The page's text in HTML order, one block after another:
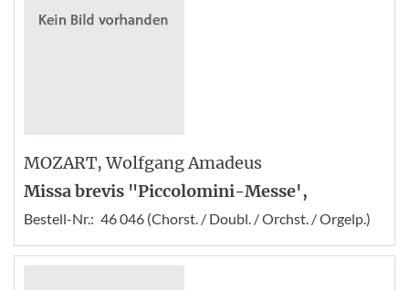
MOZART, Wolfgang Amadeus
Missa brevis "Piccolomini-Messe',
Bestell-Nr.: 46 046 (Chorst. / Doubl. / Orchst. / Orgelp.)